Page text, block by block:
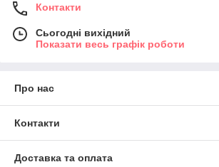
Контакти
Сьогодні вихідний
Показати весь графік роботи
Про нас
Контакти
Доставка та оплата